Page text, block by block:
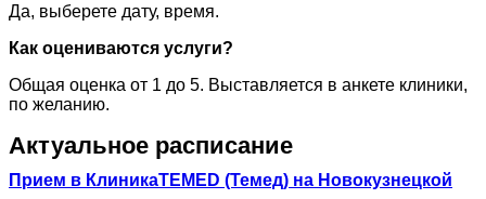
Да, выберете дату, время.
Как оцениваются услуги?
Общая оценка от 1 до 5. Выставляется в анкете клиники,
по желанию.
Актуальное расписание
Прием в КлиникаTEMED (Темед) на Новокузнецкой